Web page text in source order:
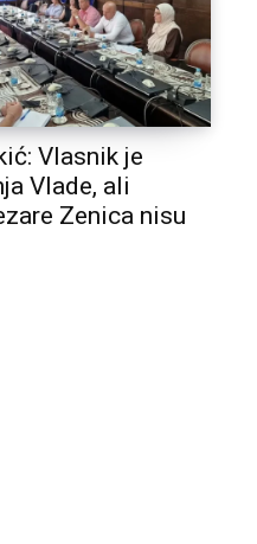
Vlasnik je
Vlade, ali
Zenica nisu